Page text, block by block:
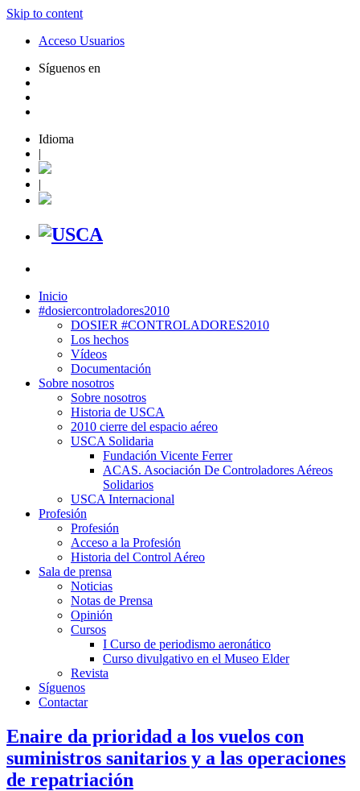
Skip to content
Acceso Usuarios
Síguenos en
Idioma
|
|
Inicio
#dosiercontroladores2010
DOSIER #CONTROLADORES2010
Los hechos
Vídeos
Documentación
Sobre nosotros
Sobre nosotros
Historia de USCA
2010 cierre del espacio aéreo
USCA Solidaria
Fundación Vicente Ferrer
ACAS. Asociación De Controladores Aéreos
Solidarios
USCA Internacional
Profesión
Profesión
Acceso a la Profesión
Historia del Control Aéreo
Sala de prensa
Noticias
Notas de Prensa
Opinión
Cursos
I Curso de periodismo aeronático
Curso divulgativo en el Museo Elder
Revista
Síguenos
Contactar
Enaire da prioridad a los vuelos con
suministros sanitarios y a las operaciones
de repatriación